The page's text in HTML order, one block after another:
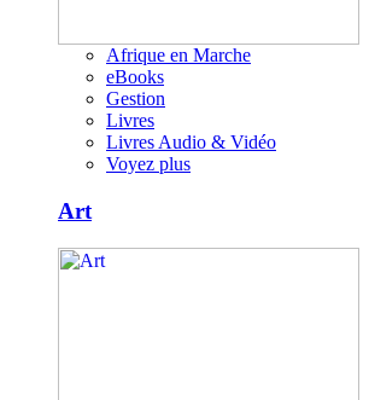
Afrique en Marche
eBooks
Gestion
Livres
Livres Audio & Vidéo
Voyez plus
Art